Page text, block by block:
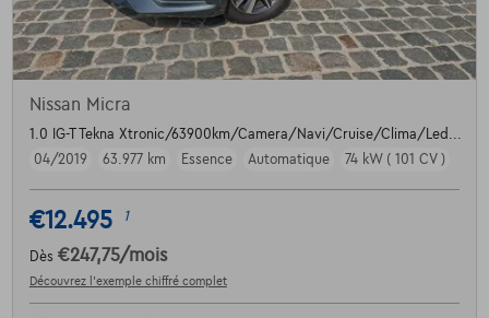
Nissan Micra
1.0 IG-T Tekna Xtronic/63900km/Camera/Navi/Cruise/Clima/Led...
04/2019
63.977 km Essence Automatique 74 kW ( 101 CV )
€12.495 1
Dès €247,75/mois
Découvrez l’exemple chiffré complet